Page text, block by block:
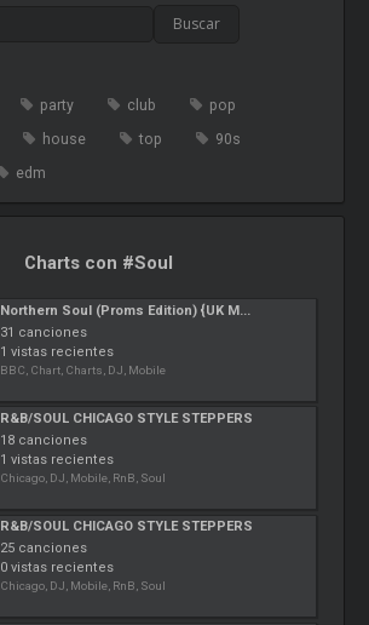
party club
pop
house top
90s
edm
Charts con #Soul
Northern Soul (Proms Edition) {UK M...
31 canciones
1 vistas recientes
BBC, Chart, Charts, DJ, Mobile
R&B/SOUL CHICAGO STYLE STEPPERS
18 canciones
1 vistas recientes
Chicago, DJ, Mobile, RnB, Soul
R&B/SOUL CHICAGO STYLE STEPPERS
25 canciones
0 vistas recientes
Chicago, DJ, Mobile, RnB, Soul